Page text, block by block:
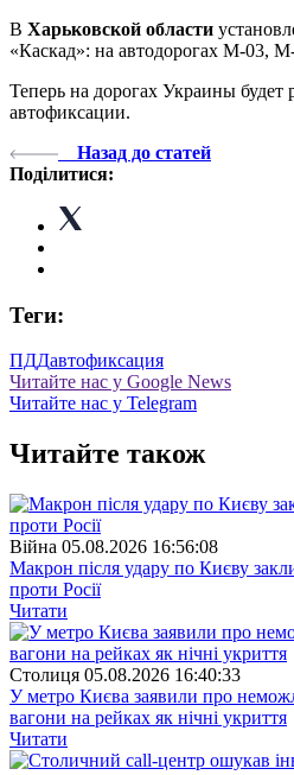
В Харьковской области
«Каскад»: на автодорогах М-03,
Теперь на дорогах Украины будет
автофиксации.
Назад до статей
Поділитися:
Теги:
ПДДавтофиксация
Читайте нас у Google News
Читайте нас у Telegram
Читайте також
Війна 05.08.2026 16:56:08
Макрон після удару по Києву
проти Росії
Читати
Столиця 05.08.2026 16:40:33
У метро Києва заявили про
вагони на рейках як нічні укриття
Читати